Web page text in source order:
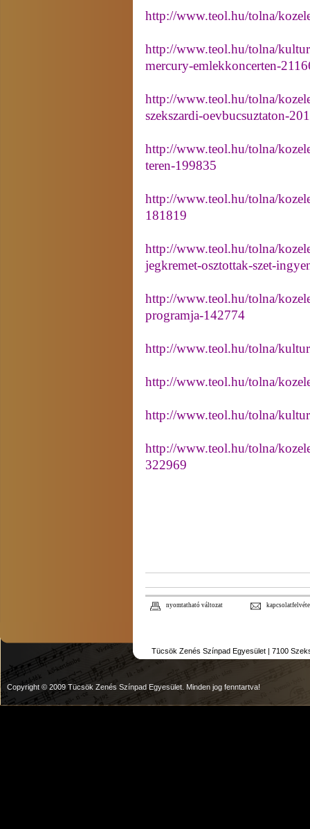
http://www.teol.hu/tolna/
http://www.teol.hu/tolna/
mercury-emlekkoncerten-
http://www.teol.hu/tolna/
szekszardi-oevbucsuztaton-
http://www.teol.hu/tolna/
teren-199835
http://www.teol.hu/tolna/
181819
http://www.teol.hu/tolna/
jegkremet-osztottak-szet-
http://www.teol.hu/tolna/
programja-142774
http://www.teol.hu/tolna/
http://www.teol.hu/tolna/
http://www.teol.hu/tolna/
http://www.teol.hu/tolna/
322969
nyomtatható változat
Tücsök Zenés Színpad Egyesület | 7100
Copyright © 2009 Tücsök Zenés Színpad Egyesület. Minden jog fenntartva!